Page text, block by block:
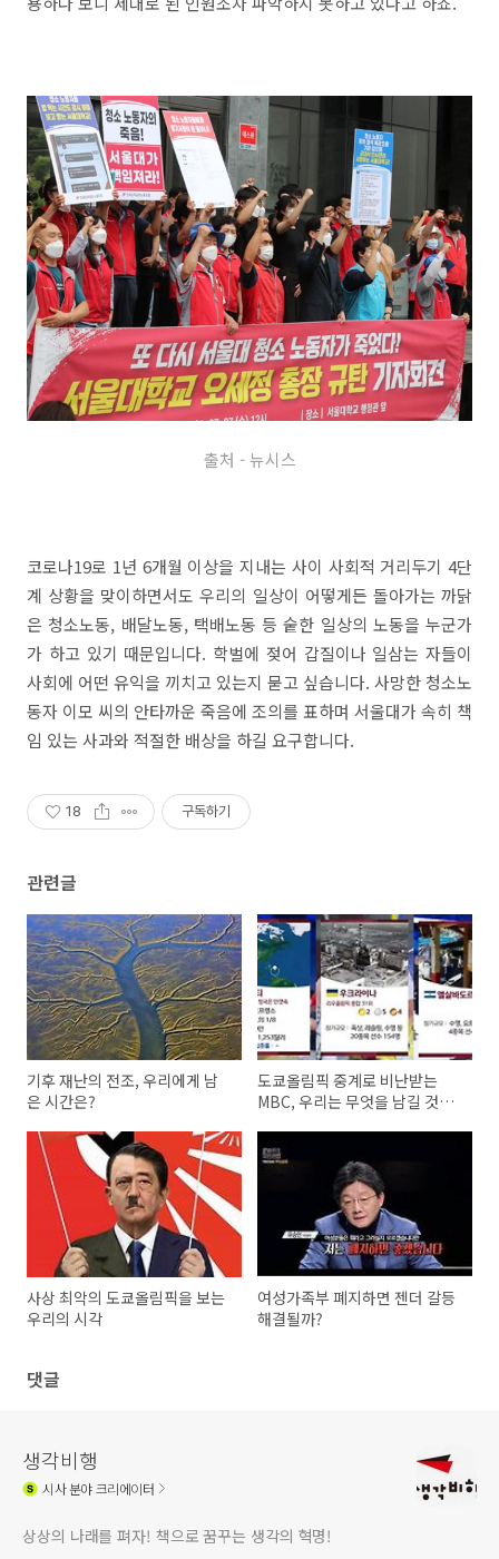
출처 - 뉴시스
코로나19로 1년 6개월 이상을 지내는 사이 사회적 거리두기 4단
계 상황을 맞이하면서도 우리의 일상이 어떻게든 돌아가는 까닭
은 청소노동, 배달노동, 택배노동 등 숱한 일상의 노동을 누군가
가 하고 있기 때문입니다. 학벌에 젖어 갑질이나 일삼는 자들이
사회에 어떤 유익을 끼치고 있는지 묻고 싶습니다. 사망한 청소노
동자 이모 씨의 안타까운 죽음에 조의를 표하며 서울대가 속히 책
임 있는 사과와 적절한 배상을 하길 요구합니다.
18 구독하기
관련글
기후 재난의 전조, 우리에게 남
은 시간은?
도쿄올림픽 중계로 비난받는
MBC, 우리는 무엇을 남길 것인
사상 최악의 도쿄올림픽을 보는
우리의 시각
여성가족부 폐지하면 젠더 갈등
해결될까?
댓글
생각비행
시사분야 크리에이터
상상의 나래를 펴자! 책으로 꿈꾸는 생각의 혁명!